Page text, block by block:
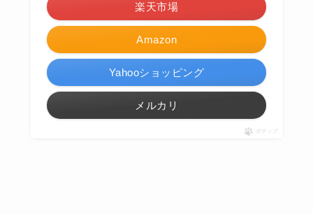
Amazon
楽天市場
Yahooショッピング
メルカリ
ポチップ